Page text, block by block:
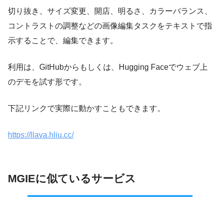
切り抜き、サイズ変更、開店、明るさ、カラーバランス、
コントラストの調整などの画像編集タスクをテキストで指
示することで、編集できます。
利用は、GitHubからもしくは、Hugging Faceでウェブ上
のデモを試す形です。
下記リンクで実際に動かすこともできます。
https://llava.hliu.cc/
MGIEに似ているサービス